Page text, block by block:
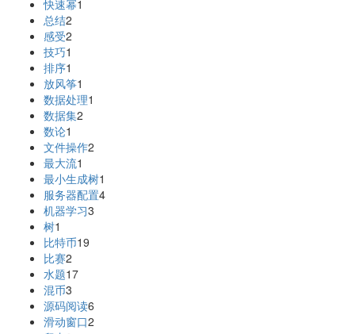
快速幂1
总结2
感受2
技巧1
排序1
放风筝1
数据处理1
数据集2
数论1
文件操作2
最大流1
最小生成树1
服务器配置4
机器学习3
树1
比特币19
比赛2
水题17
混币3
源码阅读6
滑动窗口2